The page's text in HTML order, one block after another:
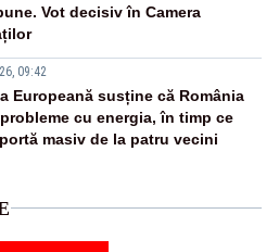
Vot decisiv în Camera
09:42
Europeană susține că România
cu energia, în timp ce
masiv de la patru vecini